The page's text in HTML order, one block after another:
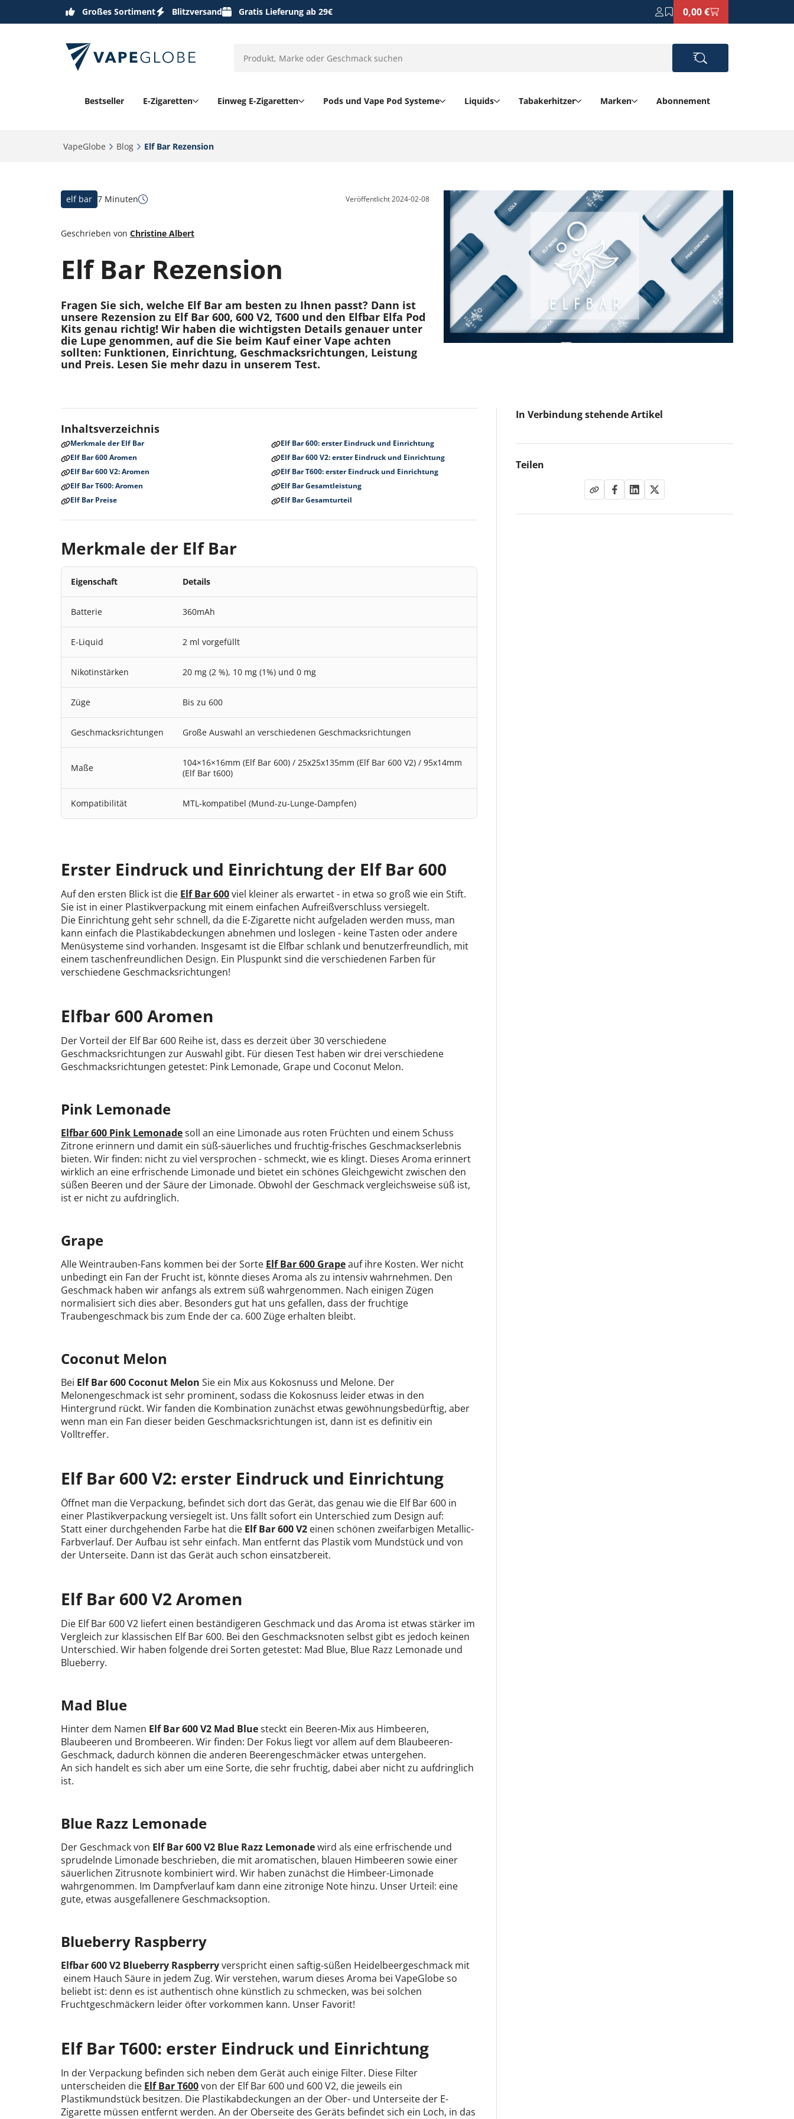
Großes Sortiment Blitzversand Gratis Lieferung ab 29€ 0,00 €
Bestseller E-Zigaretten Einweg E-Zigaretten Pods und Vape Pod Systeme Liquids Tabakerhitzer Marken Abonnement
VapeGlobe‎ Blog‎ Elf Bar Rezension ‎
elf bar 7 Minuten Veröffentlicht2024-02-08
Geschrieben von Christine Albert
Elf Bar Rezension
Fragen Sie sich, welche Elf Bar am besten zu Ihnen passt? Dann ist
unsere Rezension zu Elf Bar 600, 600 V2, T600 und den Elfbar Elfa Pod
Kits genau richtig! Wir haben die wichtigsten Details genauer unter
die Lupe genommen, auf die Sie beim Kauf einer Vape achten
sollten: Funktionen, Einrichtung, Geschmacksrichtungen, Leistung
und Preis. Lesen Sie mehr dazu in unserem Test.
Inhaltsverzeichnis
Merkmale der Elf Bar
Elf Bar 600: erster Eindruck und Einrichtung
Elf Bar 600 Aromen
Elf Bar 600 V2: erster Eindruck und Einrichtung
Elf Bar 600 V2: Aromen
Elf Bar T600: erster Eindruck und Einrichtung
Elf Bar T600: Aromen
Elf Bar Gesamtleistung
Elf Bar Preise
Elf Bar Gesamturteil
Merkmale der Elf Bar
Eigenschaft Details
Batterie 360mAh
E-Liquid 2 ml vorgefüllt
Nikotinstärken 20 mg (2 %), 10 mg (1%) und 0 mg
Züge Bis zu 600
Geschmacksrichtungen Große Auswahl an verschiedenen Geschmacksrichtungen
Maße
104×16×16mm (Elf Bar 600) / 25x25x135mm (Elf Bar 600 V2) / 95x14mm
(Elf Bar t600)
Kompatibilität MTL-kompatibel (Mund-zu-Lunge-Dampfen)
Erster Eindruck und Einrichtung der Elf Bar 600
Auf den ersten Blick ist die Elf Bar 600viel kleiner als erwartet - in etwa so groß wie ein Stift.
Sie ist in einer Plastikverpackung mit einem einfachen Aufreißverschluss versiegelt.
Die Einrichtung geht sehr schnell, da die E-Zigarette nicht aufgeladen werden muss, man
kann einfach die Plastikabdeckungen abnehmen und loslegen - keine Tasten oder andere
Menüsysteme sind vorhanden. Insgesamt ist die Elfbar schlank und benutzerfreundlich, mit
einem taschenfreundlichen Design. Ein Pluspunkt sind die verschiedenen Farben für
verschiedene Geschmacksrichtungen!
Elfbar 600 Aromen
Der Vorteil der Elf Bar 600 Reihe ist, dass es derzeit über 30 verschiedene
Geschmacksrichtungen zur Auswahl gibt. Für diesen Test haben wir drei verschiedene
Geschmacksrichtungen getestet: Pink Lemonade, Grape und Coconut Melon.
Pink Lemonade
Elfbar 600 Pink Lemonadesoll an eine Limonade aus roten Früchten und einem Schuss
Zitrone erinnern und damit ein süß-säuerliches und fruchtig-frisches Geschmackserlebnis
bieten. Wir finden: nicht zu viel versprochen - schmeckt, wie es klingt. Dieses Aroma erinnert
wirklich an eine erfrischende Limonade und bietet ein schönes Gleichgewicht zwischen den
süßen Beeren und der Säure der Limonade. Obwohl der Geschmack vergleichsweise süß ist,
ist er nicht zu aufdringlich.
Grape
Alle Weintrauben-Fans kommen bei der Sorte Elf Bar 600 Grapeauf ihre Kosten. Wer nicht
unbedingt ein Fan der Frucht ist, könnte dieses Aroma als zu intensiv wahrnehmen. Den
Geschmack haben wir anfangs als extrem süß wahrgenommen. Nach einigen Zügen
normalisiert sich dies aber. Besonders gut hat uns gefallen, dass der fruchtige
Traubengeschmack bis zum Ende der ca. 600 Züge erhalten bleibt.
Coconut Melon
Bei Elf Bar 600 Coconut Melon Sie ein Mix aus Kokosnuss und Melone. Der
Melonengeschmack ist sehr prominent, sodass die Kokosnuss leider etwas in den
Hintergrund rückt. Wir fanden die Kombination zunächst etwas gewöhnungsbedürftig, aber
wenn man ein Fan dieser beiden Geschmacksrichtungen ist, dann ist es definitiv ein
Volltreffer.
Elf Bar 600 V2: erster Eindruck und Einrichtung
Öffnet man die Verpackung, befindet sich dort das Gerät, das genau wie die Elf Bar 600 in
einer Plastikverpackung versiegelt ist. Uns fällt sofort ein Unterschied zum Design auf:
Statt einer durchgehenden Farbe hat die Elf Bar 600 V2 einen schönen zweifarbigen Metallic-
Farbverlauf. Der Aufbau ist sehr einfach. Man entfernt das Plastik vom Mundstück und von
der Unterseite. Dann ist das Gerät auch schon einsatzbereit.
Elf Bar 600 V2 Aromen
Die Elf Bar 600 V2 liefert einen beständigeren Geschmack und das Aroma ist etwas stärker im
Vergleich zur klassischen Elf Bar 600. Bei den Geschmacksnoten selbst gibt es jedoch keinen
Unterschied. Wir haben folgende drei Sorten getestet: Mad Blue, Blue Razz Lemonade und
Blueberry.
Mad Blue
Hinter dem Namen Elf Bar 600 V2 Mad Bluesteckt ein Beeren-Mix aus Himbeeren,
Blaubeeren und Brombeeren. Wir finden: Der Fokus liegt vor allem auf dem Blaubeeren-
Geschmack, dadurch können die anderen Beerengeschmäcker etwas untergehen.
An sich handelt es sich aber um eine Sorte, die sehr fruchtig, dabei aber nicht zu aufdringlich
ist.
Blue Razz Lemonade
Der Geschmack von Elf Bar 600 V2 Blue Razz Lemonadewird als eine erfrischende und
sprudelnde Limonade beschrieben, die mit aromatischen, blauen Himbeeren sowie einer
säuerlichen Zitrusnote kombiniert wird. Wir haben zunächst die Himbeer-Limonade
wahrgenommen. Im Dampfverlauf kam dann eine zitronige Note hinzu. Unser Urteil: eine
gute, etwas ausgefallenere Geschmacksoption.
Blueberry Raspberry
Elfbar 600 V2 Blueberry Raspberryverspricht einen saftig-süßen Heidelbeergeschmack mit
einem Hauch Säure in jedem Zug. Wir verstehen, warum dieses Aroma bei VapeGlobe so
beliebt ist: denn es ist authentisch ohne künstlich zu schmecken, was bei solchen
Fruchtgeschmäckern leider öfter vorkommen kann. Unser Favorit!
Elf Bar T600: erster Eindruck und Einrichtung
In der Verpackung befinden sich neben dem Gerät auch einige Filter. Diese Filter
unterscheiden die Elf Bar T600von der Elf Bar 600 und 600 V2, die jeweils ein
Plastikmundstück besitzen. Die Plastikabdeckungen an der Ober- und Unterseite der E-
Zigarette müssen entfernt werden. An der Oberseite des Geräts befindet sich ein Loch, in das
In Verbindung stehende Artikel
Teilen